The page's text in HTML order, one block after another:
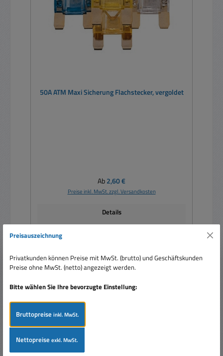
50A ATM Maxi Sicherung Flachstecker, vergoldet
Regulärer Preis:
Ab2,60 €
Preise inkl. MwSt. zzgl. Versandkosten
Details
Preisauszeichnung
Privatkunden können Preise mit MwSt. (brutto) und Geschäftskunden
Preise ohne MwSt. (netto) angezeigt werden.
Bitte wählen Sie Ihre bevorzugte Einstellung:
Bruttopreiseinkl. MwSt.
Nettopreiseexkl. MwSt.